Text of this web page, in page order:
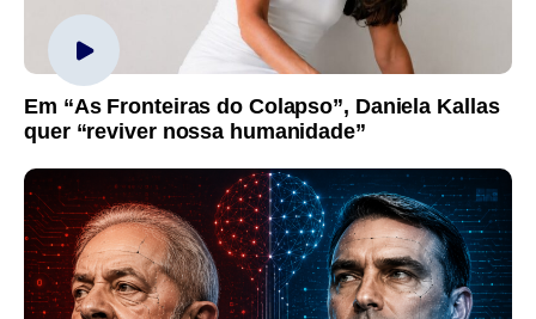
Em “As Fronteiras do Colapso”, Daniela Kallas
quer “reviver nossa humanidade”